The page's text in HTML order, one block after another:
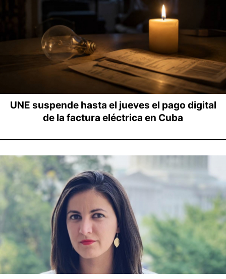
UNE suspende hasta el jueves el pago digital
de la factura eléctrica en Cuba